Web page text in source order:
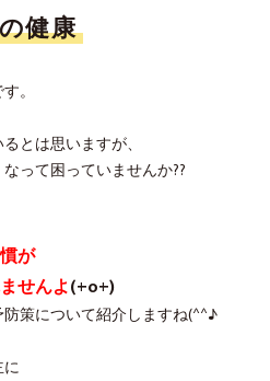
健康
。
とは思いますが、
って困っていませんか??
が
せんよ(+o+)
策について紹介しますね(^^♪